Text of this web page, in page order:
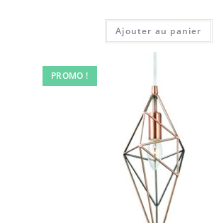
Ajouter au panier
PROMO !